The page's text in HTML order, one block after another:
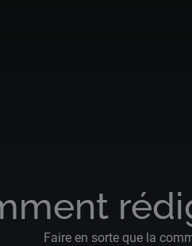
Faire en sorte que la